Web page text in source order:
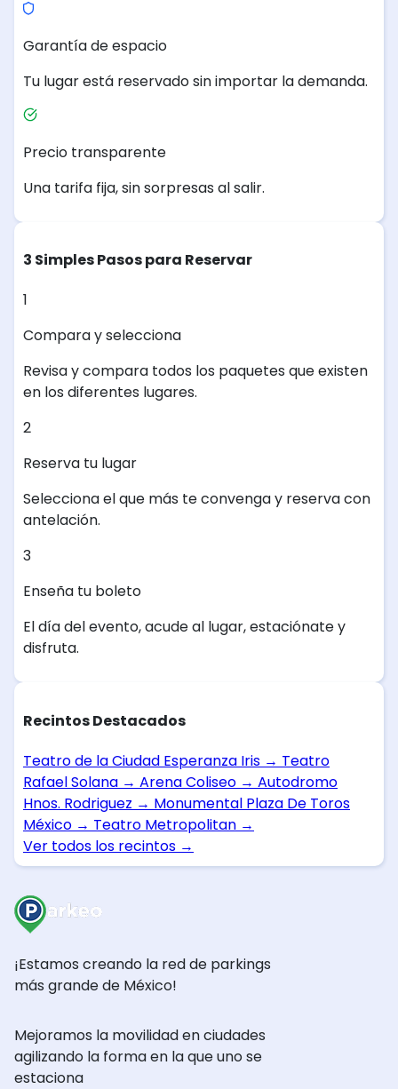
Garantía de espacio
Tu lugar está reservado sin importar la demanda.
Precio transparente
Una tarifa fija, sin sorpresas al salir.
3 Simples Pasos para Reservar
1
Compara y selecciona
Revisa y compara todos los paquetes que existen
en los diferentes lugares.
2
Reserva tu lugar
Selecciona el que más te convenga y reserva con
antelación.
3
Enseña tu boleto
El día del evento, acude al lugar, estaciónate y
disfruta.
Recintos Destacados
Teatro de la Ciudad Esperanza Iris → Teatro
Rafael Solana → Arena Coliseo → Autodromo
Hnos. Rodriguez → Monumental Plaza De Toros
México → Teatro Metropolitan →
Ver todos los recintos →
¡Estamos creando la red de parkings
más grande de México!
Mejoramos la movilidad en ciudades
agilizando la forma en la que uno se
estaciona